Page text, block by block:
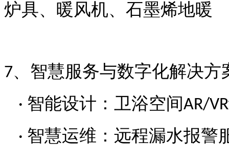
炉具、暖风机、石墨烯地暖
7、智慧服务与数字化解决方
· 智能设计：卫浴空间AR/VR
· 智慧运维：远程漏水报警